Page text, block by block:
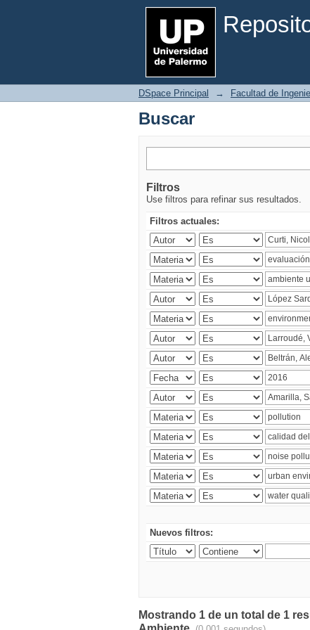
Buscar
DSpace Principal → Facultad de
Buscar
Filtros
Use filtros para refinar sus resultados.
Filtros actuales:
Nuevos filtros:
Mostrando 1 de un total de 1